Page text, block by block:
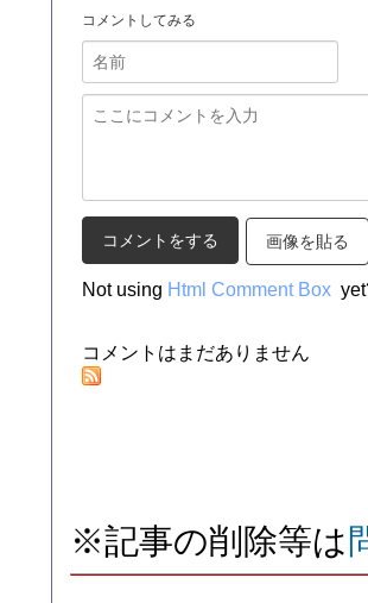
コメントしてみる
画像を貼る
Not using Html Comment Box
コメントはまだありません
※記事の削除等は